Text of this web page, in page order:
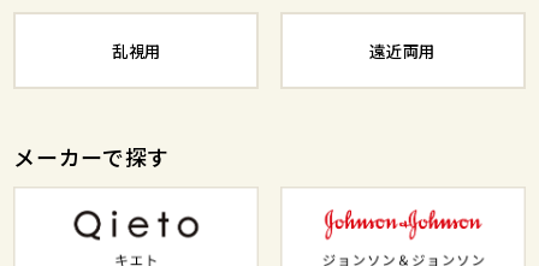
乱視用 遠近両用
メーカーで探す